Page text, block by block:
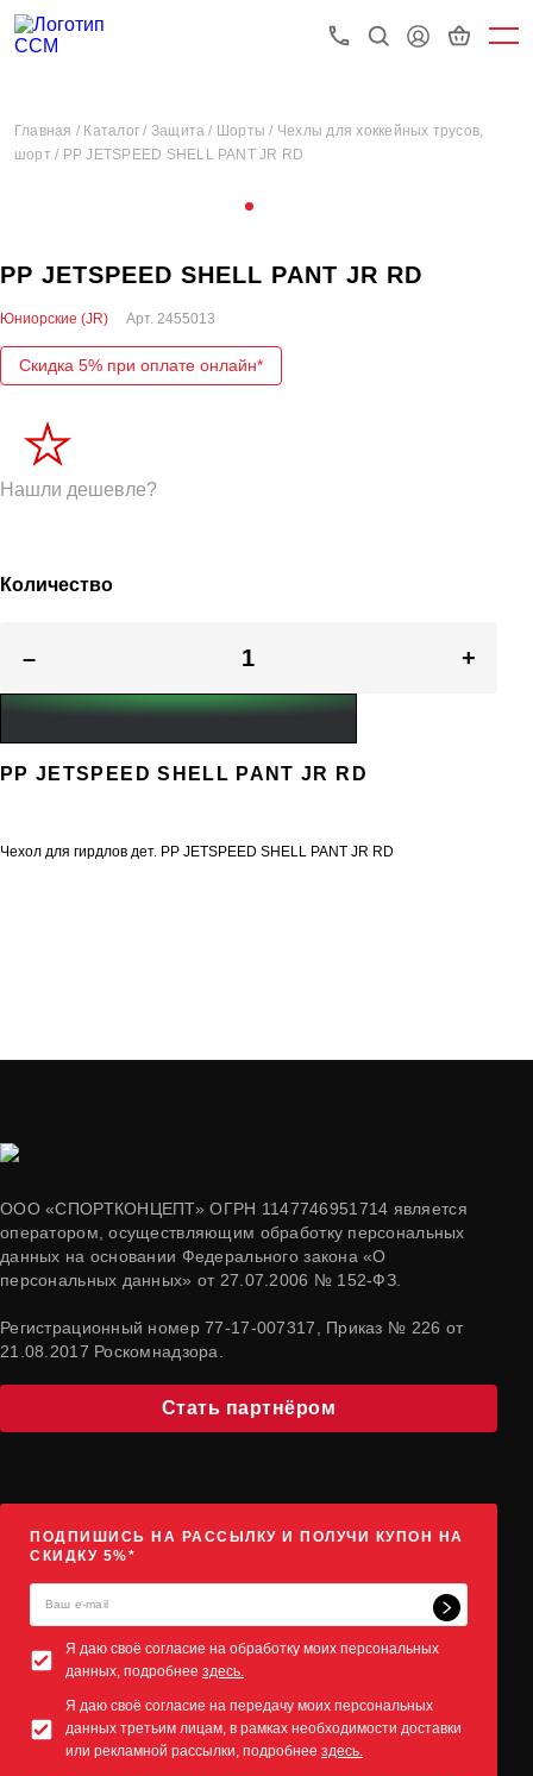
Главная / Каталог / Защита / Шорты / Чехлы для хоккейных трусов,
шорт / PP JETSPEED SHELL PANT JR RD
PP JETSPEED SHELL PANT JR RD
Юниорские (JR) Арт. 2455013
Скидка 5% при оплате онлайн*
Нашли дешевле?
Количество
– +
PP JETSPEED SHELL PANT JR RD
Чехол для гирдлов дет. PP JETSPEED SHELL PANT JR RD
ООО «СПОРТКОНЦЕПТ» ОГРН 1147746951714 является
оператором, осуществляющим обработку персональных
данных на основании Федерального закона «О
персональных данных» от 27.07.2006 № 152-ФЗ.
Регистрационный номер 77-17-007317, Приказ № 226 от
21.08.2017 Роскомнадзора.
Стать партнёром
ПОДПИШИСЬ НА РАССЫЛКУ И ПОЛУЧИ КУПОН НА
СКИДКУ 5%*
Я даю своё согласие на обработку моих персональных
данных, подробнее здесь.
Я даю своё согласие на передачу моих персональных
данных третьим лицам, в рамках необходимости доставки
или рекламной рассылки, подробнее здесь.